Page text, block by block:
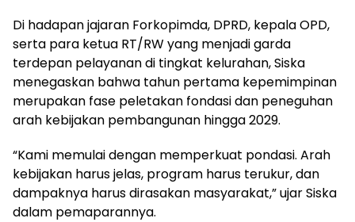
Di hadapan jajaran Forkopimda, DPRD, kepala OPD,
serta para ketua RT/RW yang menjadi garda
terdepan pelayanan di tingkat kelurahan, Siska
menegaskan bahwa tahun pertama kepemimpinan
merupakan fase peletakan fondasi dan peneguhan
arah kebijakan pembangunan hingga 2029.
“Kami memulai dengan memperkuat pondasi. Arah
kebijakan harus jelas, program harus terukur, dan
dampaknya harus dirasakan masyarakat,” ujar Siska
dalam pemaparannya.